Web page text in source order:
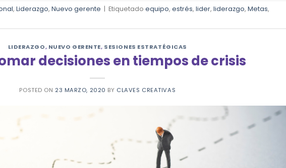
, Liderazgo, Nuevo gerente | Etiquetado equipo, estrés, lider, liderazgo, Metas,
LIDERAZGO, NUEVO GERENTE, SESIONES ESTRATÉGICAS
decisiones en tiempos de crisis
POSTED ON 23 MARZO, 2020 BY CLAVES CREATIVAS